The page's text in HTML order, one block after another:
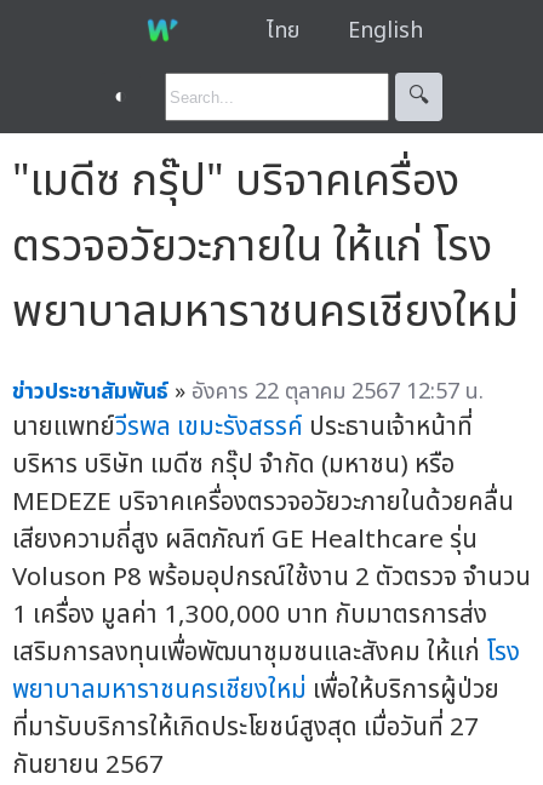
ไทย English
◐ 🔍︎
"เมดีซ กรุ๊ป" บริจาคเครื่อง
ตรวจอวัยวะภายใน ให้แก่ โรง
พยาบาลมหาราชนครเชียงใหม่
ข่าวประชาสัมพันธ์ » อังคาร 22 ตุลาคม 2567 12:57 น.
นายแพทย์วีรพล เขมะรังสรรค์ ประธานเจ้าหน้าที่
บริหาร บริษัท เมดีซ กรุ๊ป จำกัด (มหาชน) หรือ
MEDEZE บริจาคเครื่องตรวจอวัยวะภายในด้วยคลื่น
เสียงความถี่สูง ผลิตภัณฑ์ GE Healthcare รุ่น
Voluson P8 พร้อมอุปกรณ์ใช้งาน 2 ตัวตรวจ จำนวน
1 เครื่อง มูลค่า 1,300,000 บาท กับมาตรการส่ง
เสริมการลงทุนเพื่อพัฒนาชุมชนและสังคม ให้แก่ โรง
พยาบาลมหาราชนครเชียงใหม่ เพื่อให้บริการผู้ป่วย
ที่มารับบริการให้เกิดประโยชน์สูงสุด เมื่อวันที่ 27
กันยายน 2567